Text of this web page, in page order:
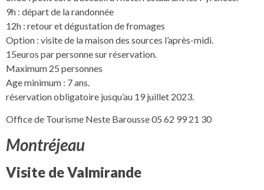
9h : départ de la randonnée
12h : retour et dégustation de fromages
Option : visite de la maison des sources l’après-midi.
15euros par personne sur réservation.
Maximum 25 personnes
Age minimum : 7 ans.
réservation obligatoire jusqu’au 19 juillet 2023.
Office de Tourisme Neste Barousse 05 62 99 21 30
Montréjeau
Visite de Valmirande